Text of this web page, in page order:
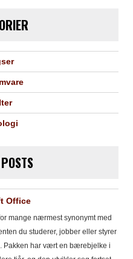
Office
mange nærmest synonymt med
du studerer, jobber eller styrer
Pakken har vært en bærebjelke i